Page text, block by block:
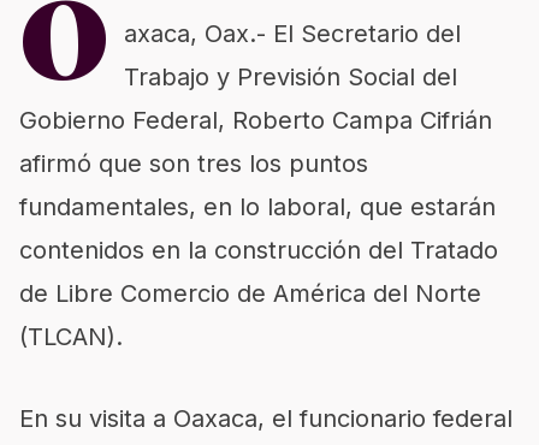
O
axaca, Oax.- El Secretario del
Trabajo y Previsión Social del
Gobierno Federal, Roberto Campa Cifrián
afirmó que son tres los puntos
fundamentales, en lo laboral, que estarán
contenidos en la construcción del Tratado
de Libre Comercio de América del Norte
(TLCAN).
En su visita a Oaxaca, el funcionario federal